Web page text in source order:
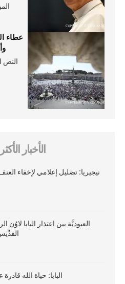
عطاء
النص
الأخبار
نيجيريا: تضليل إعلامي لإخفاء
العبوديَّة بين اعتذار البابا
البابا: حياة الله